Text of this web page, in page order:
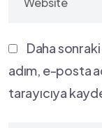
Daha sonraki
adım, e-posta
tarayıcıya